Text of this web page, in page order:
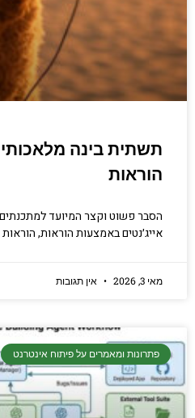
תשתית בינה
הוראות
הסבר פשוט וקצר המיועד
אייג׳נטים באמצעות הוראות,
מאי 3, 2026 אין תגובות
פתרונות ומאמרים על פיתוח אינטרנט